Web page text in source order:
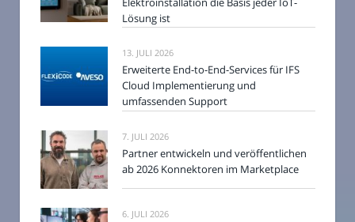
Lösung ist
13. JULI 2026
Erweiterte End-to-End-Services für IFS
Cloud Implementierung und
umfassenden Support
7. JULI 2026
Partner entwickeln und veröffentlichen
ab 2026 Konnektoren im Marketplace
6. JULI 2026